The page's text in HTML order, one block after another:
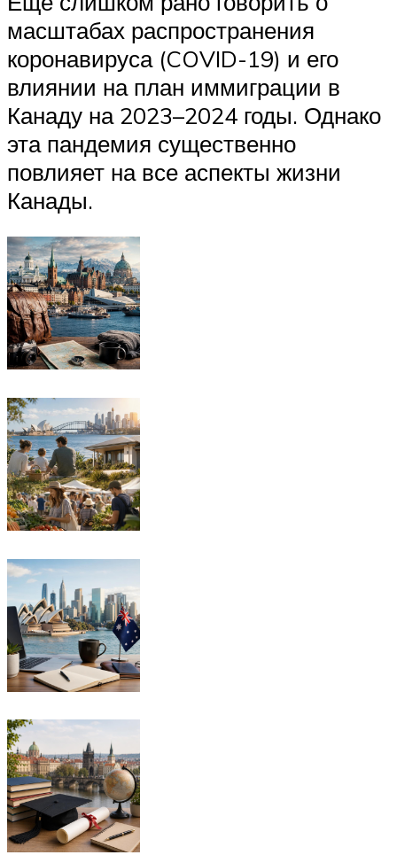
масштабах распространения
коронавируса (COVID-19) и его
влиянии на план иммиграции в
Канаду на 2023–2024 годы. Однако
эта пандемия существенно
повлияет на все аспекты жизни
Канады.